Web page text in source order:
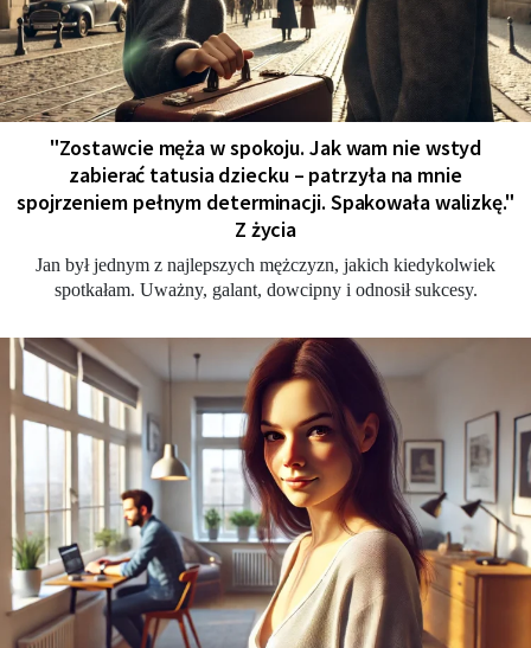
"Zostawcie męża w spokoju. Jak wam nie wstyd
zabierać tatusia dziecku – patrzyła na mnie
spojrzeniem pełnym determinacji. Spakowała walizkę."
Z życia
Jan był jednym z najlepszych mężczyzn, jakich kiedykolwiek
spotkałam. Uważny, galant, dowcipny i odnosił sukcesy.